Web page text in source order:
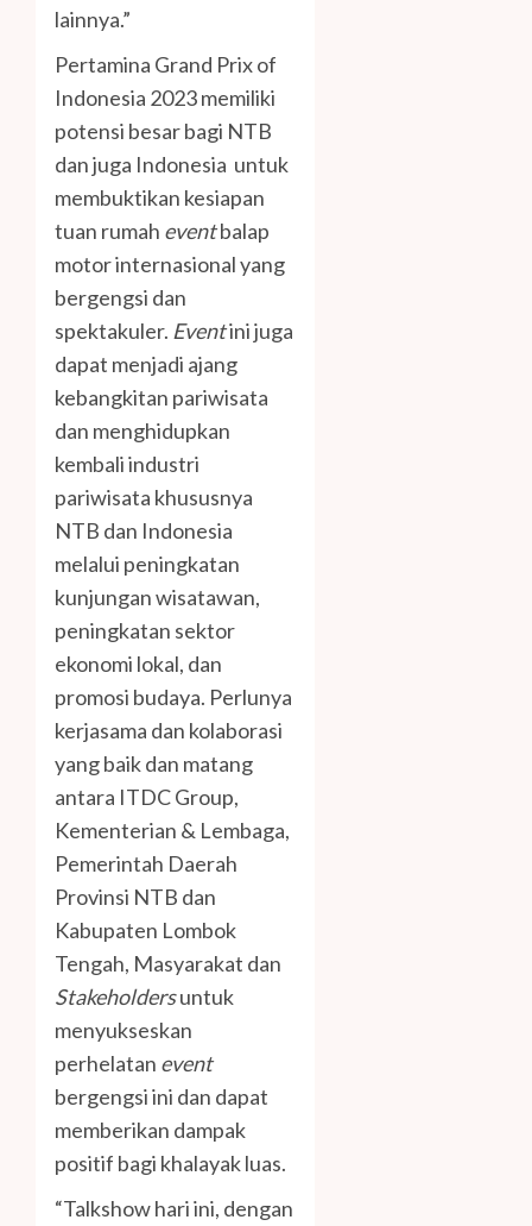
lainnya.”
Pertamina Grand Prix of
Indonesia 2023 memiliki
potensi besar bagi NTB
dan juga Indonesia untuk
membuktikan kesiapan
tuan rumah eventbalap
motor internasional yang
bergengsi dan
spektakuler. Eventini juga
dapat menjadi ajang
kebangkitan pariwisata
dan menghidupkan
kembali industri
pariwisata khususnya
NTB dan Indonesia
melalui peningkatan
kunjungan wisatawan,
peningkatan sektor
ekonomi lokal, dan
promosi budaya. Perlunya
kerjasama dan kolaborasi
yang baik dan matang
antara ITDC Group,
Kementerian & Lembaga,
Pemerintah Daerah
Provinsi NTB dan
Kabupaten Lombok
Tengah, Masyarakat dan
Stakeholdersuntuk
menyukseskan
perhelatan event
bergengsi ini dan dapat
memberikan dampak
positif bagi khalayak luas.
“Talkshow hari ini, dengan